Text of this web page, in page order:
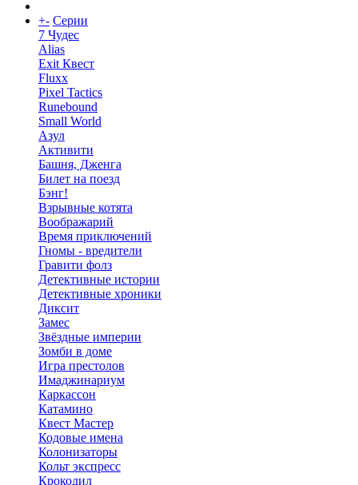
+- Серии
7 Чудес
Alias
Exit Квест
Fluxx
Pixel Tactics
Runebound
Small World
Азул
Активити
Башня, Дженга
Билет на поезд
Бэнг!
Взрывные котята
Воображарий
Время приключений
Гномы - вредители
Гравити фолз
Детективные истории
Детективные хроники
Диксит
Замес
Звёздные империи
Зомби в доме
Игра престолов
Имаджинариум
Каркассон
Катамино
Квест Мастер
Кодовые имена
Колонизаторы
Кольт экспресс
Крокодил